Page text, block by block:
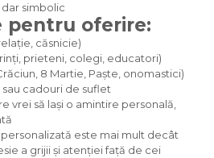
simbolic
pentru oferire:
căsnicie)
prieteni, colegi, educatori)
8 Martie, Paște, onomastici)
cadouri de suflet
vrei să lași o amintire personală,
este mai mult decât
a grijii și atenției față de cei